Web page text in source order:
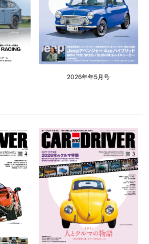
2026年年5月号